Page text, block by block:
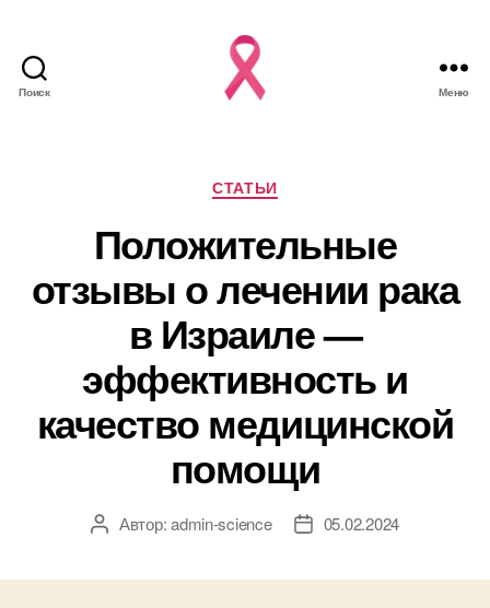
Поиск Меню
Рубрики
СТАТЬИ
Положительные
отзывы о лечении рака
в Израиле —
эффективность и
качество медицинской
помощи
АвторАвтор:admin-science
Дата05.02.2024